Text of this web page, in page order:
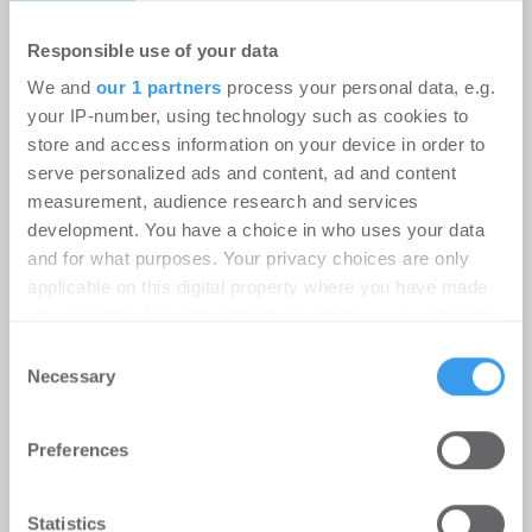
Responsible use of your data
We and our 1 partners process your personal data, e.g.
your IP-number, using technology such as cookies to
store and access information on your device in order to
serve personalized ads and content, ad and content
measurement, audience research and services
development. You have a choice in who uses your data
and for what purposes. Your privacy choices are only
applicable on this digital property where you have made
the Privacy trigger icon.
Find out more about how your personal data is processed
and set your preferences in the
We use cookies to personalise content and ads, to
Selection
Necessary
Preferences
Statistics
Erster Spatenstich für neuen
-07.07.2026
kostenlosen Account, um auf die neusten ...